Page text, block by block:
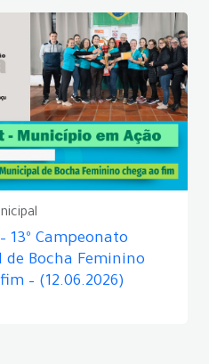
13º Campeonato
Bocha Feminino
– (12.06.2026)